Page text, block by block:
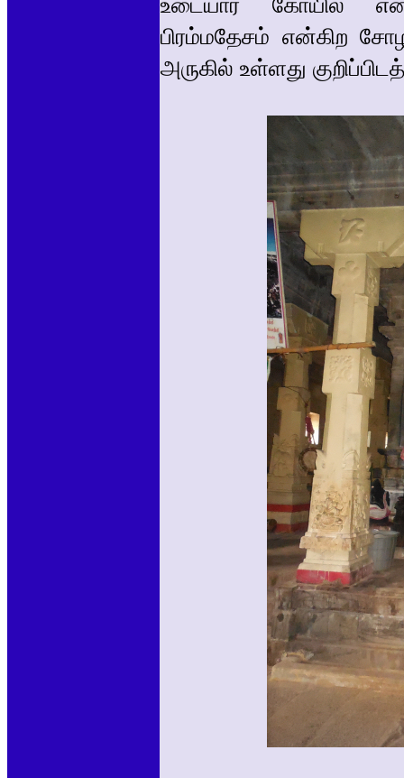
பிரம்மதேசம் என்கிற
அருகில் உள்ளது